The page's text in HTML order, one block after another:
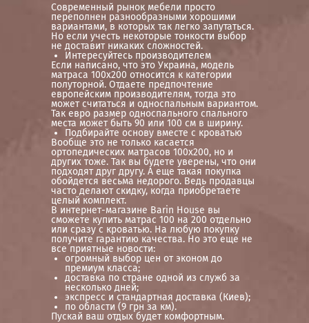
Современный рынок мебели просто
переполнен разнообразными хорошими
вариантами, в которых так легко запутаться.
Но если учесть некоторые тонкости выбор
не доставит никаких сложностей.
Интересуйтесь производителем
Если написано, что это Украина, модель
матраса 100х200 относится к категории
полуторной. Отдаете предпочтение
европейским производителям, тогда это
может считаться и односпальным вариантом.
Так евро размер односпального спального
места может быть 90 или 100 см в ширину.
Подбирайте основу вместе с кроватью
Вообще это не только касается
ортопедических матрасов 100х200, но и
других тоже. Так вы будете уверены, что они
подходят друг другу. А еще такая покупка
обойдется весьма недорого. Ведь продавцы
часто делают скидку, когда приобретаете
целый комплект.
В интернет-магазине Barin House вы
сможете купить матрас 100 на 200 отдельно
или сразу с кроватью. На любую покупку
получите гарантию качества. Но это еще не
все приятные новости:
огромный выбор цен от эконом до
премиум класса;
доставка по стране одной из служб за
несколько дней;
экспресс и стандартная доставка (Киев);
по области (9 грн за км).
Пускай ваш отдых будет комфортным.